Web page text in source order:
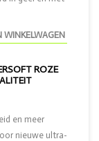
WINKELWAGEN
ROZE
en meer
nieuwe ultra-